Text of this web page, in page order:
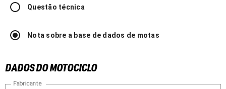
Questão técnica
Nota sobre a base de dados de motas
DADOS DO MOTOCICLO
Fabricante